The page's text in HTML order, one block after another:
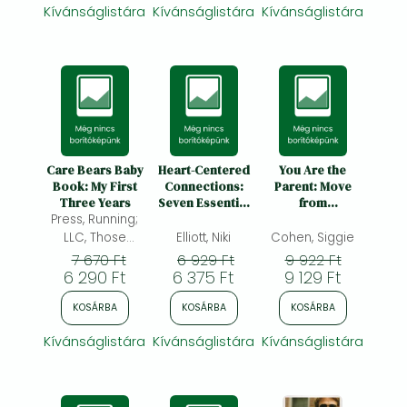
Kívánságlistára Kívánságlistára
Faith Together
Kívánságlistára
Care Bears Baby
Book: My First
Three Years
Press, Running;
LLC, Those
Characters
From Cleveland,
7 670 Ft
6 290 Ft
KOSÁRBA
Kívánságlistára
Heart-Centered
Connections:
Seven Essential
Helping
Neurodiverse
and
Marginalized
Children Thrive
Elliott, Niki
6 929 Ft
6 375 Ft
KOSÁRBA
Kívánságlistára
You Are the
Parent: Move
from
to Balanced
Parenting and
Become the
Leader Your
Child Needs
Cohen, Siggie
9 922 Ft
9 129 Ft
KOSÁRBA
Kívánságlistára